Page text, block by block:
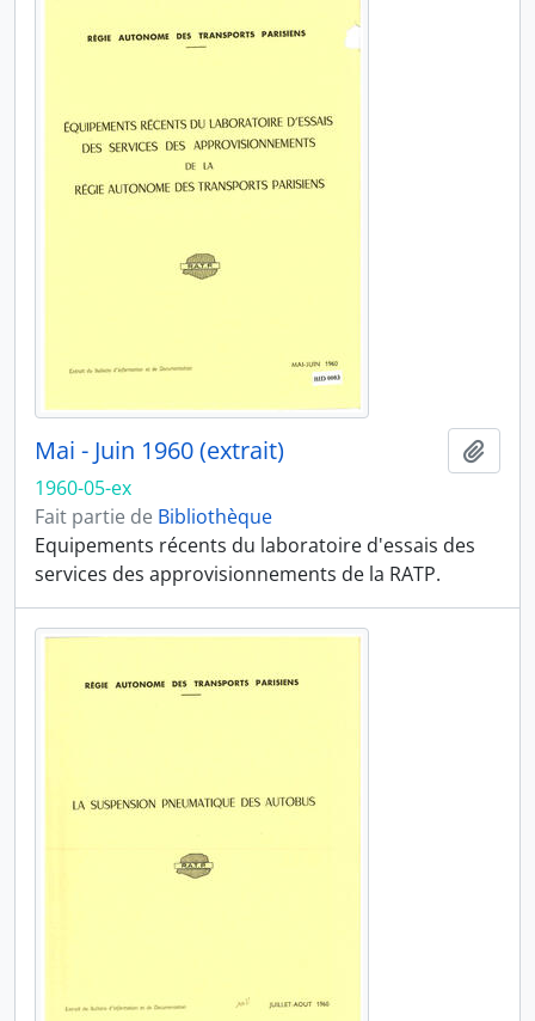
Mai - Juin 1960 (extrait)
1960-05-ex
Fait partie de Bibliothèque
Equipements récents du laboratoire d'essais des
services des approvisionnements de la RATP.